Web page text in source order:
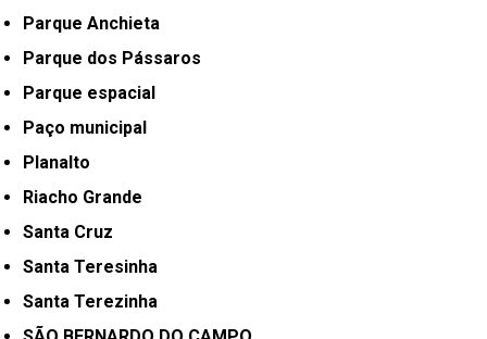
Parque Anchieta
Parque dos Pássaros
Parque espacial
Paço municipal
Planalto
Riacho Grande
Santa Cruz
Santa Teresinha
Santa Terezinha